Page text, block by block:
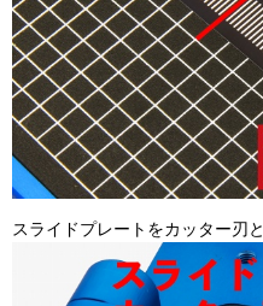
スライドプレートをカッター刃